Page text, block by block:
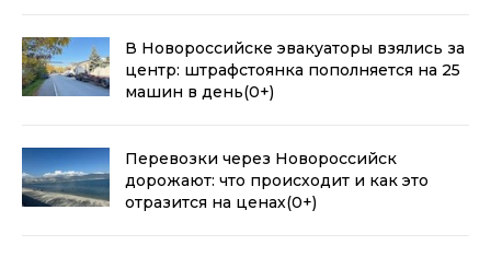
В Новороссийске эвакуаторы взялись за
центр: штрафстоянка пополняется на 25
машин в день(0+)
Перевозки через Новороссийск
дорожают: что происходит и как это
отразится на ценах(0+)